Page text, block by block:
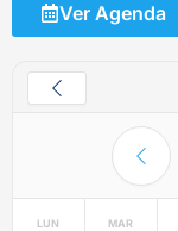
Ver Agenda
LUN MAR